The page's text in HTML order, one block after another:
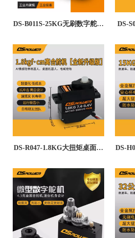
DS-B011S-25KG无刷数字舵机
高精度伺服电机 Low Profile
Digital Servo - 广东德晟智能
科技有限公司
DS-
机
DS-R047-1.8KG大扭矩桌面机
头部手臂转动sg90舵机
DS-
命全